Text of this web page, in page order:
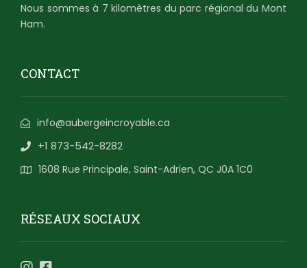
Nous sommes à 7 kilomètres du parc régional du Mont
Ham.
CONTACT
info@aubergeincroyable.ca
+1 873-542-8282
1608 Rue Principale, Saint-Adrien, QC J0A 1C0
RÉSEAUX SOCIAUX